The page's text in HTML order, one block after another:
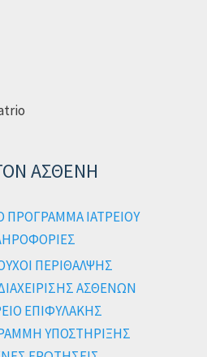
ΑΣΘΕΝΗ
ΙΑΤΡΕΙΟΥ
ΠΕΡΙΘΑΛΨΗΣ
ΑΣΘΕΝΩΝ
ΕΠΙΦΥΛΑΚΗΣ
ΥΠΟΣΤΗΡΙΞΗΣ